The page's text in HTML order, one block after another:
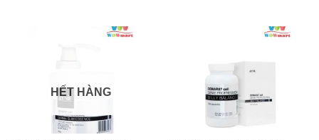
HẾT HÀNG